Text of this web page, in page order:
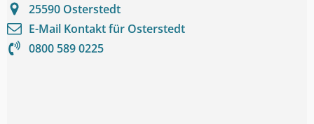
25590 Osterstedt
E-Mail Kontakt für Osterstedt
0800 589 0225